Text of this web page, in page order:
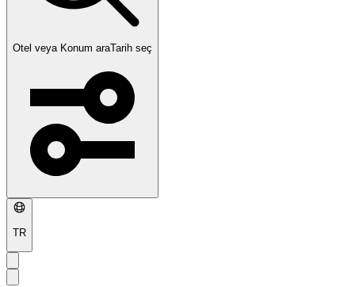
Otel veya Konum araTarih seç
TR